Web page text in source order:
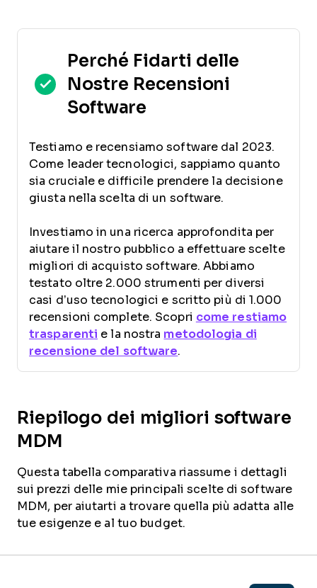
Perché Fidarti delle
Nostre Recensioni
Software
Testiamo e recensiamo software dal 2023.
Come leader tecnologici, sappiamo quanto
sia cruciale e difficile prendere la decisione
giusta nella scelta di un software.
Investiamo in una ricerca approfondita per
aiutare il nostro pubblico a effettuare scelte
migliori di acquisto software. Abbiamo
testato oltre 2.000 strumenti per diversi
casi d’uso tecnologici e scritto più di 1.000
recensioni complete. Scopri come restiamo
trasparenti e la nostra metodologia di
recensione del software.
Riepilogo dei migliori software
MDM
Questa tabella comparativa riassume i dettagli
sui prezzi delle mie principali scelte di software
MDM, per aiutarti a trovare quella più adatta alle
tue esigenze e al tuo budget.